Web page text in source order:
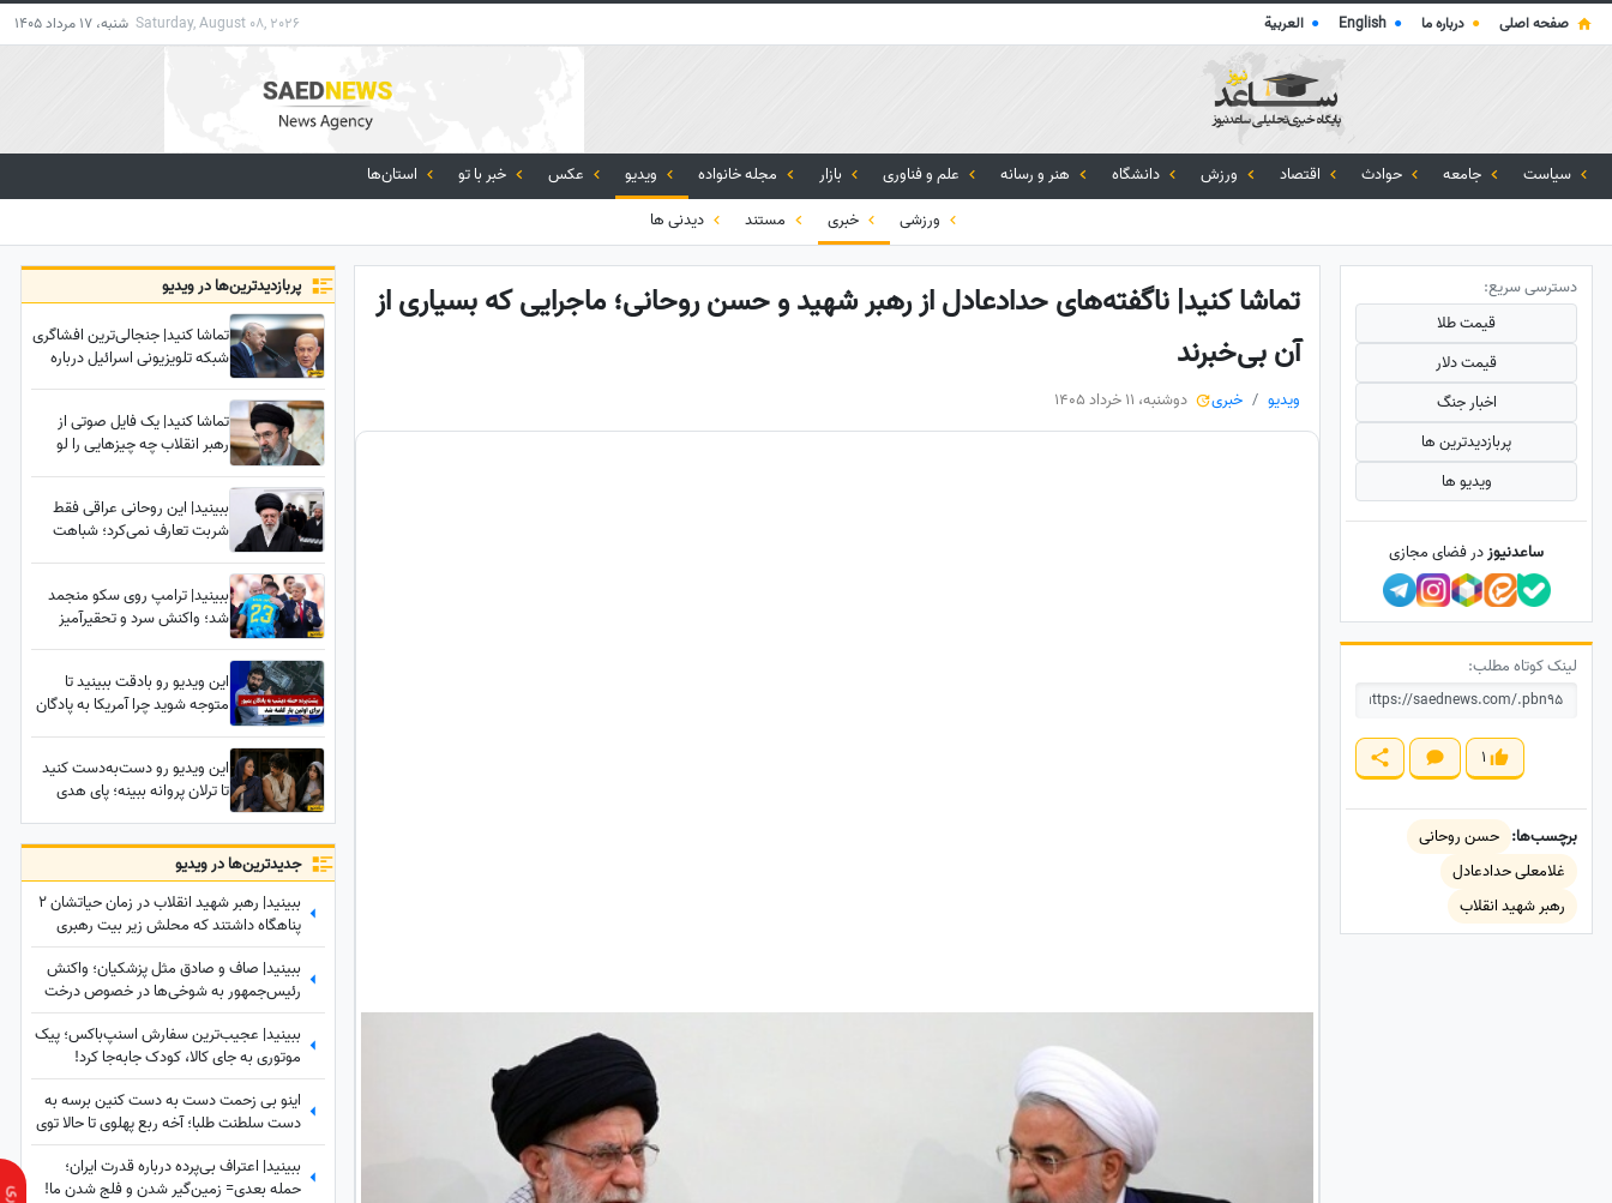
صفحه اصلی ● درباره ما ●
English
● العربية Saturday, August 08, 2026 شنبه، 17 مرداد 1405
سیاست جامعه حوادث اقتصاد ورزش دانشگاه هنر و رسانه علم و فناوری بازار مجله خانواده ویدیو عکس خبر با تو
استان‌ها
ورزشی
خبری مستند دیدنی ها
تماشا کنید| ناگفته‌های حدادعادل از رهبر شهید و حسن روحانی؛ ماجرایی که بسیاری از
آن بی‌خبرند
ویدیو خبری دوشنبه، 11 خرداد 1405
پربازدید‌ترین‌ها در ویدیو
تماشا کنید| جنجالی‌ترین افشاگری
شبکه تلویزیونی اسرائیل درباره
در زندگی اردوغان داشته
تماشا کنید| یک فایل صوتی از
رهبر انقلاب چه چیزهایی را لو
ببینید| این روحانی عراقی فقط
شربت تعارف نمی‌کرد؛ شباهت
متوقف کرد
ببینید| ترامپ روی سکو منجمد
شد؛ واکنش سرد و تحقیرآمیز
جلوی دوربین‌ها به آتش کشید!
این ویدیو رو بادقت ببینید تا
متوجه شوید چرا آمریکا به پادگان
این ویدیو رو دست‌به‌دست کنید
تا ترلان پروانه ببینه؛ پای هدی
محبوبه باز شد!
جدید‌ترین‌ها در ویدیو
ببینید| رهبر شهید انقلاب در زمان حیاتشان 2
پناهگاه داشتند که محلش زیر بیت رهبری
نبود، یکی از آنها در ...
ببینید| صاف و صادق مثل پزشکیان؛ واکنش
رئیس‌جمهور به شوخی‌ها در خصوص درخت
کاشتنش در پاکستان: من اهل فیلم بازی
کردن...
ببینید| عجیب‌ترین سفارش اسنپ‌باکس؛ پیک
موتوری به جای کالا، کودک جابه‌جا کرد!
اینو بی زحمت دست به دست کنین برسه به
دست سلطنت طلبا؛ آخه ربع پهلوی تا حالا توی
دعوای محله‌ای هم شرکت نکرده که آرزوی این
چنینی براش دارید!+ویدیو
ببینید| اعتراف بی‌پرده درباره قدرت ایران؛
حمله بعدی= زمین‌گیر شدن و فلج شدن ما!
دسترسی سریع:
قیمت طلا
قیمت دلار
اخبار جنگ
پربازدید‌ترین ها
ویدیو ها
ساعدنیوزدر فضای مجازی
لینک کوتاه مطلب:
1
برچسب‌ها: حسن روحانی
غلامعلی حدادعادل
رهبر شهید انقلاب